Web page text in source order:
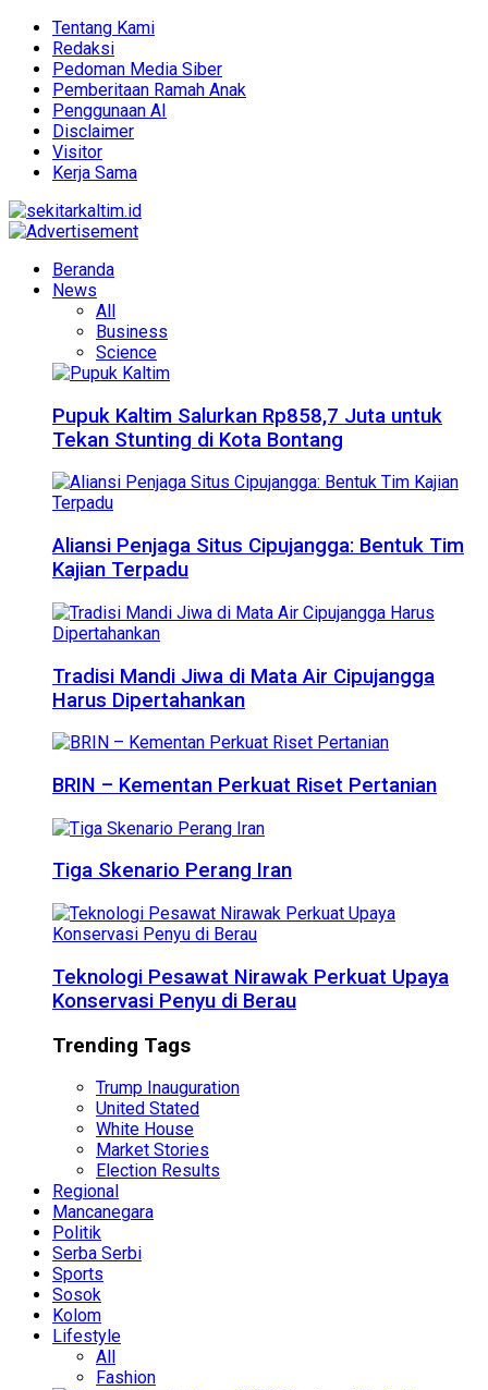
Tentang Kami
Redaksi
Pedoman Media Siber
Pemberitaan Ramah Anak
Penggunaan AI
Disclaimer
Visitor
Kerja Sama
Beranda
News
All
Business
Science
Pupuk Kaltim Salurkan Rp858,7 Juta untuk
Tekan Stunting di Kota Bontang
Aliansi Penjaga Situs Cipujangga: Bentuk Tim
Kajian Terpadu
Tradisi Mandi Jiwa di Mata Air Cipujangga
Harus Dipertahankan
BRIN – Kementan Perkuat Riset Pertanian
Tiga Skenario Perang Iran
Teknologi Pesawat Nirawak Perkuat Upaya
Konservasi Penyu di Berau
Trending Tags
Trump Inauguration
United Stated
White House
Market Stories
Election Results
Regional
Mancanegara
Politik
Serba Serbi
Sports
Sosok
Kolom
Lifestyle
All
Fashion